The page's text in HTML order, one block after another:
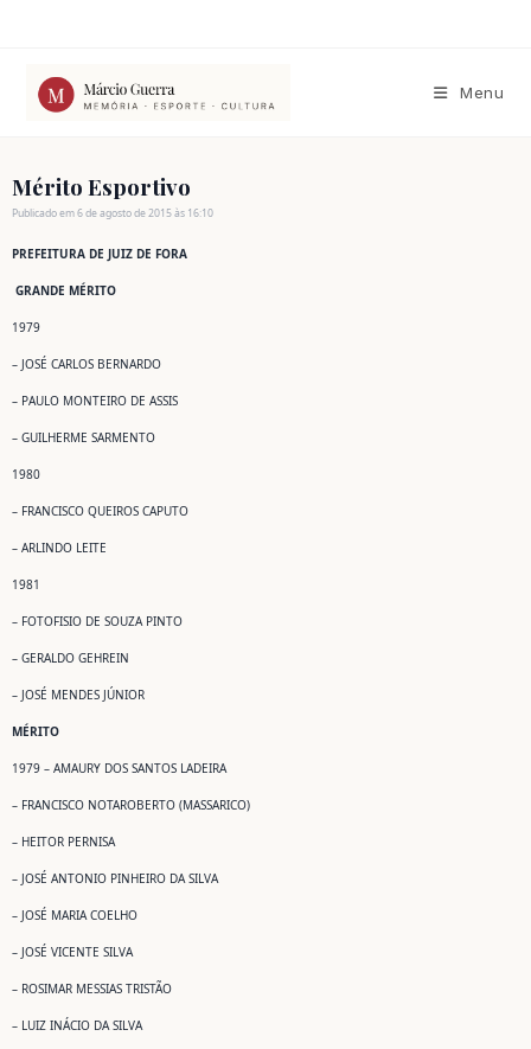
conteúdo
Menu
Mérito Esportivo
Publicado em 6 de agosto de 2015 às 16:10
PREFEITURA DE JUIZ DE FORA
GRANDE MÉRITO
1979
– JOSÉ CARLOS BERNARDO
– PAULO MONTEIRO DE ASSIS
– GUILHERME SARMENTO
1980
– FRANCISCO QUEIROS CAPUTO
– ARLINDO LEITE
1981
– FOTOFISIO DE SOUZA PINTO
– GERALDO GEHREIN
– JOSÉ MENDES JÚNIOR
MÉRITO
1979 – AMAURY DOS SANTOS LADEIRA
– FRANCISCO NOTAROBERTO (MASSARICO)
– HEITOR PERNISA
– JOSÉ ANTONIO PINHEIRO DA SILVA
– JOSÉ MARIA COELHO
– JOSÉ VICENTE SILVA
– ROSIMAR MESSIAS TRISTÃO
– LUIZ INÁCIO DA SILVA